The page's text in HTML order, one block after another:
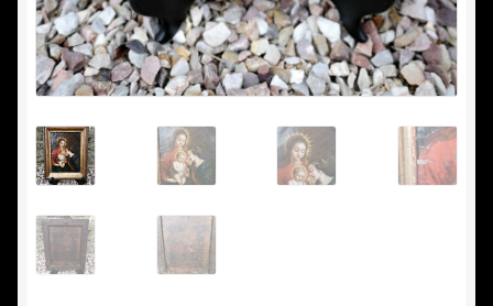
Confidentialité
Mon compte
Panier